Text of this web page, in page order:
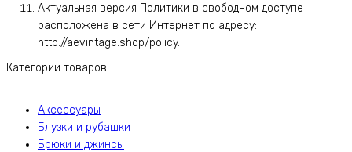
Актуальная версия Политики в свободном доступе
расположена в сети Интернет по адресу:
http://aevintage.shop/policy.
Категории товаров
Аксессуары
Блузки и рубашки
Брюки и джинсы